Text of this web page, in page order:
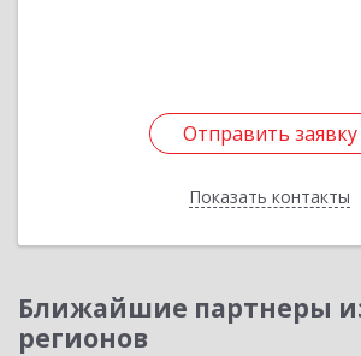
Отправить заявку
Показать контакты
Отправить заявку
Назад
Ближайшие партнеры
регионов